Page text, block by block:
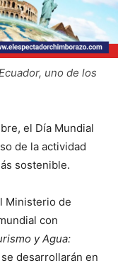
uno de los
el Día Mundial
de la actividad
sostenible.
Ministerio de
con
y Agua:
desarrollarán en